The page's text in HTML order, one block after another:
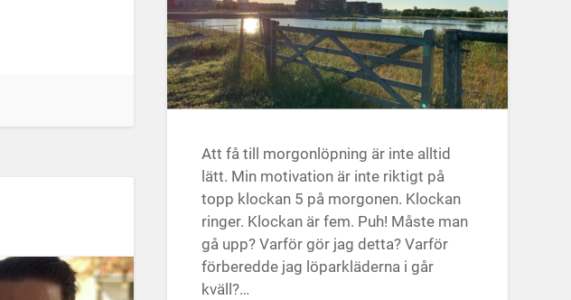
Att få till morgonlöpning är inte alltid
lätt. Min motivation är inte riktigt på
topp klockan 5 på morgonen. Klockan
ringer. Klockan är fem. Puh! Måste man
gå upp? Varför gör jag detta? Varför
förberedde jag löparkläderna i går
kväll?…